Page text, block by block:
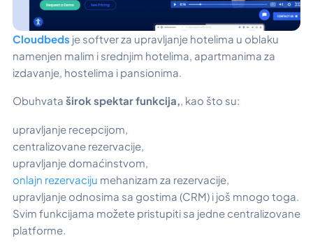
Cloudbeds je softver za upravljanje hotelima u oblaku
namenjen malim i srednjim hotelima, apartmanima za
izdavanje, hostelima i pansionima.
Obuhvata širok spektar funkcija,, kao što su:
upravljanje recepcijom,
centralizovane rezervacije,
upravljanje domaćinstvom,
onlajn rezervaciju mehanizam za rezervacije,
upravljanje odnosima sa gostima (CRM) i još mnogo toga.
Svim funkcijama možete pristupiti sa jedne centralizovane
platforme.